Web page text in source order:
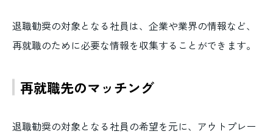
退職勧奨の対象となる社員は、企業や業界の情報など、
再就職のために必要な情報を収集することができます。
再就職先のマッチング
退職勧奨の対象となる社員の希望を元に、アウトプレー